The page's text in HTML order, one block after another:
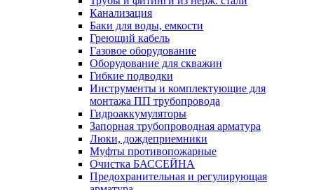
Канализация
Баки для воды, емкости
Греющий кабель
Газовое оборудование
Оборудование для скважин
Гибкие подводки
Инструменты и комплектующие для
монтажа ПП трубопровода
Гидроаккумуляторы
Запорная трубопроводная арматура
Люки, дождеприемники
Муфты противопожарные
Очистка БАССЕЙНА
Предохранительная и регулирующая